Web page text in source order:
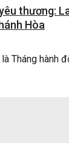
thương:
Hòa
Tháng hành